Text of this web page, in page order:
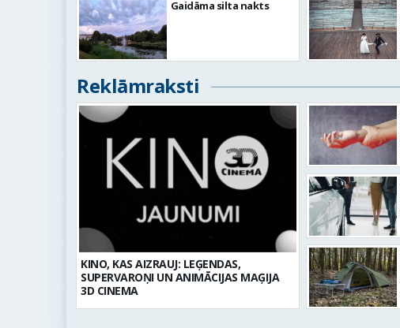
Gaidāma silta nakts
Reklāmraksti
KINO, KAS AIZRAUJ: LEĢENDAS,
SUPERVAROŅI UN ANIMĀCIJAS MAĢIJA
3D CINEMA